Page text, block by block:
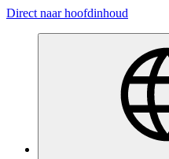
Direct naar hoofdinhoud